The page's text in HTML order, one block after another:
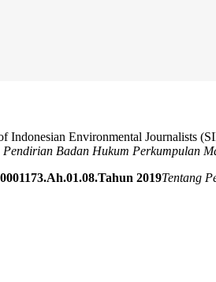
Environmental Journalists
Pendirian Badan Hukum Perkumpulan
2019Tentang